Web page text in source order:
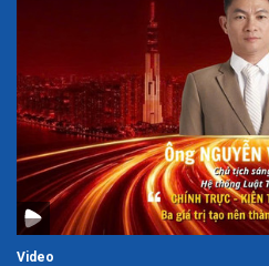
Video